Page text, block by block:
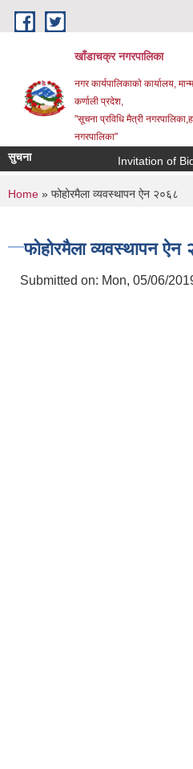
Skip to main content
खाँडाचक्र नगरपालिका
नगर कार्यपालिकाकाे कार्यालय,
क‍र्णाली प्रदेश,
"सूचना प्रविधि मैत्री
नगरपालिका"
सुचना Invitation of
You are here
Home » फोहोरमैला व्यवस्थापन ऐन २०६८
फोहोरमैला व्यवस्थापन ऐन
Submitted on: Mon, 05/06/